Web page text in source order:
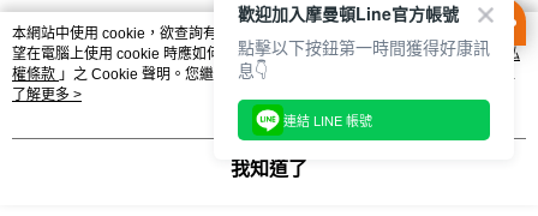
熱門標籤
本網站中使用 cookie，欲查詢有關本網站使用 cookie 方式之詳情，及若您不希
望在電腦上使用 cookie 時應如何變更電腦的 cookie 設定，請參閱本網站「
隱私
權條款 」之 Cookie 聲明。您繼續使用本網站即表示您同意本公司得按本網站使
用條款之 Cookie 聲明使用 cookie。
了解更多 >
我知道了
歡迎加入摩曼頓Line官方帳號
點擊以下按鈕第一時間獲得好康訊
息👇
連結 LINE 帳號